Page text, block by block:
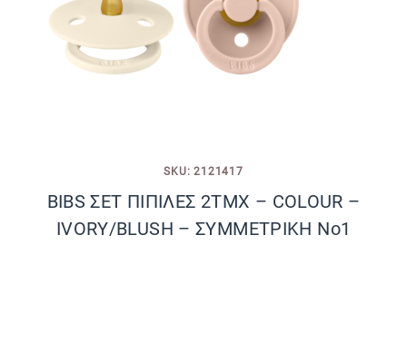
SKU: 2121417
BIBS ΣΕΤ ΠΙΠΙΛΕΣ 2ΤΜΧ – COLOUR –
IVORY/BLUSH – ΣΥΜΜΕΤΡΙΚΗ Νο1